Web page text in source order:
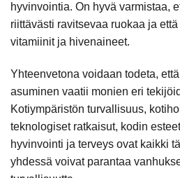
hyvinvointia. On hyvä varmistaa,
riittävästi ravitsevaa ruokaa ja
vitamiinit ja hivenaineet.
Yhteenvetona voidaan todeta,
asuminen vaatii monien eri
Kotiympäristön turvallisuus,
teknologiset ratkaisut, kodin
hyvinvointi ja terveys ovat kaikki
yhdessä voivat parantaa